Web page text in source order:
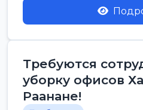
Требуются
уборку офисов
Раанане!